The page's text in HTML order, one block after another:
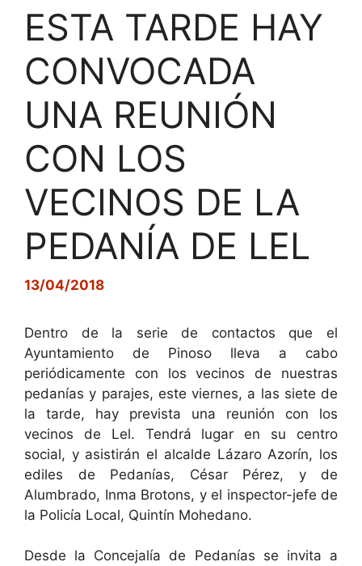
ESTA TARDE HAY
CONVOCADA
UNA REUNIÓN
CON LOS
VECINOS DE LA
PEDANÍA DE LEL
13/04/2018
Dentro de la serie de contactos que el
Ayuntamiento de Pinoso lleva a cabo
periódicamente con los vecinos de nuestras
pedanías y parajes, este viernes, a las siete de
la tarde, hay prevista una reunión con los
vecinos de Lel. Tendrá lugar en su centro
social, y asistirán el alcalde Lázaro Azorín, los
ediles de Pedanías, César Pérez, y de
Alumbrado, Inma Brotons, y el inspector-jefe de
la Policía Local, Quintín Mohedano.
Desde la Concejalía de Pedanías se invita a